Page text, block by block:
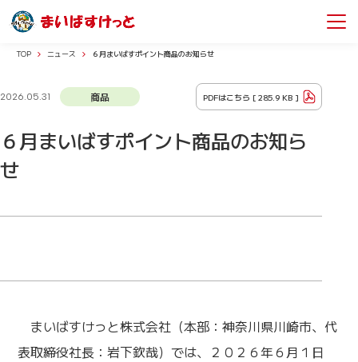
TOP ニュース ６月まいばすポイント商品のお知らせ
2026.05.31 商品 PDFはこちら [285.9 KB ]
６月まいばすポイント商品のお知ら
せ
まいばすけっと株式会社（本部：神奈川県川崎市、代
表取締役社長：岩下欽哉）では、２０２６年６月１日